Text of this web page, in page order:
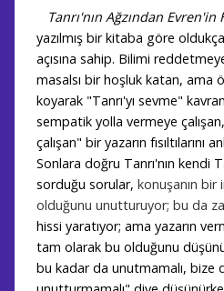
Tanrı'nın Ağzından Evren'in
yazılmış bir kitaba göre
açısına sahip. Bilimi
masalsı bir hoşluk katan, ama
koyarak "Tanrı'yı sevme"
sempatik yolla vermeye
çalışan" bir yazarın
Sonlara doğru Tanrı'nın kendi
sorduğu sorular, konuşanın bir
olduğunu unutturuyor; bu da
hissi yaratıyor; ama yazarın
tam olarak bu olduğunu
bu kadar da unutmamalı, bize